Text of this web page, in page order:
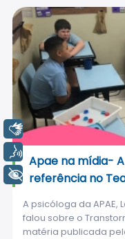
Apae na mídia-
referência no
A psicóloga da APAE,
falou sobre o
matéria publicada
Libras
+ Acessibilidade